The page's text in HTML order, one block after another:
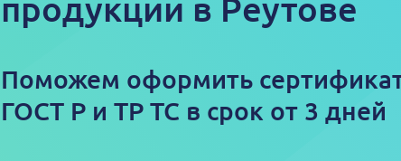
Поможем оформить
ГОСТ Р и ТР ТС в срок от 3 дней